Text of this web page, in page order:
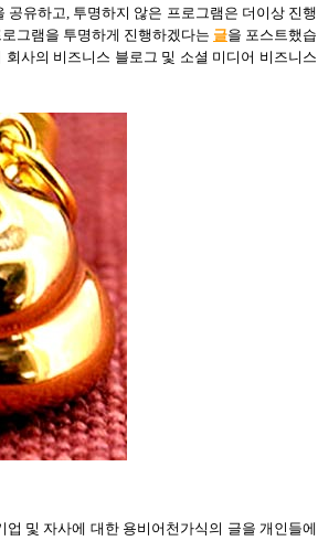
유하고, 투명하지 않은 프로그램은 더이상 진행
그램을 투명하게 진행하겠다는 글을 포스트했습
사의 비즈니스 블로그 및 소셜 미디어 비즈니스
및 자사에 대한 용비어천가식의 글을 개인들에